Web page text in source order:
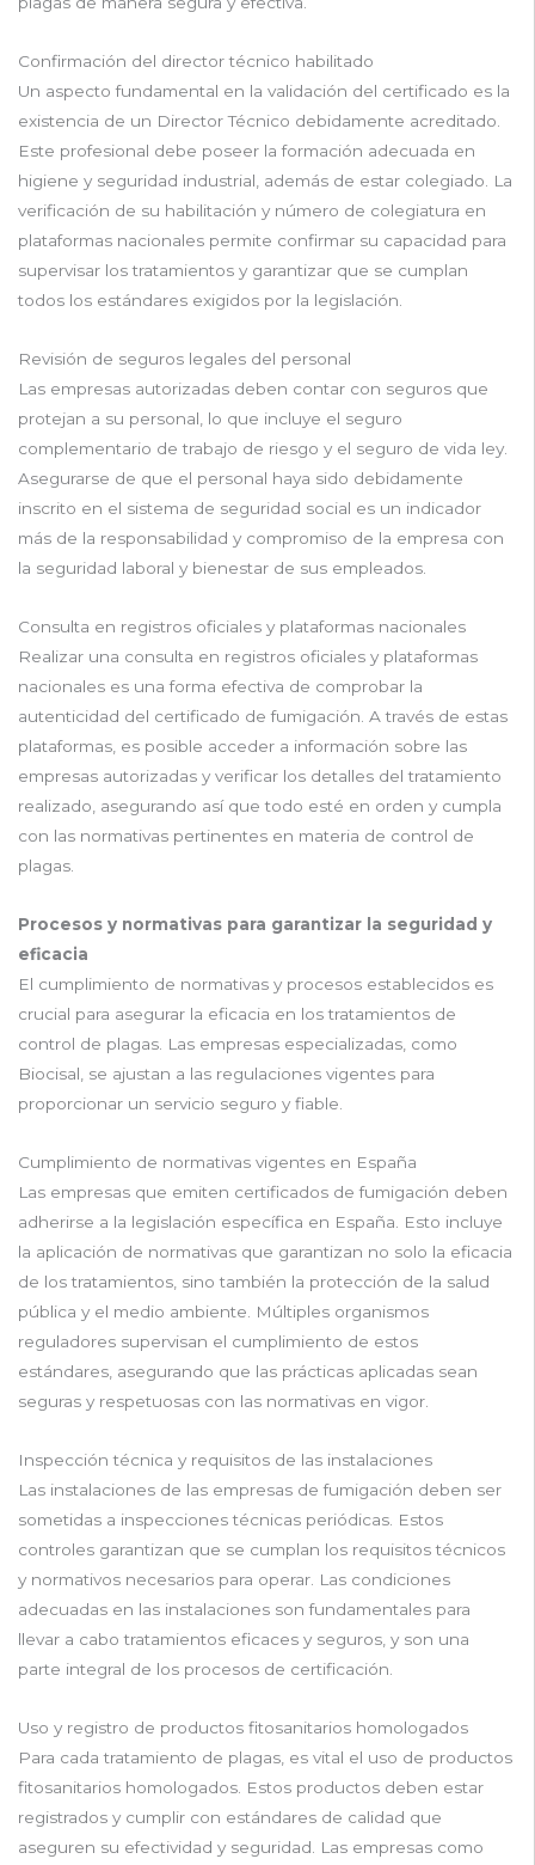
Confirmación del director técnico habilitado
Un aspecto fundamental en la validación del certificado es la
existencia de un Director Técnico debidamente acreditado.
Este profesional debe poseer la formación adecuada en
higiene y seguridad industrial, además de estar colegiado. La
verificación de su habilitación y número de colegiatura en
plataformas nacionales permite confirmar su capacidad para
supervisar los tratamientos y garantizar que se cumplan
todos los estándares exigidos por la legislación.
Revisión de seguros legales del personal
Las empresas autorizadas deben contar con seguros que
protejan a su personal, lo que incluye el seguro
complementario de trabajo de riesgo y el seguro de vida ley.
Asegurarse de que el personal haya sido debidamente
inscrito en el sistema de seguridad social es un indicador
más de la responsabilidad y compromiso de la empresa con
la seguridad laboral y bienestar de sus empleados.
Consulta en registros oficiales y plataformas nacionales
Realizar una consulta en registros oficiales y plataformas
nacionales es una forma efectiva de comprobar la
autenticidad del certificado de fumigación. A través de estas
plataformas, es posible acceder a información sobre las
empresas autorizadas y verificar los detalles del tratamiento
realizado, asegurando así que todo esté en orden y cumpla
con las normativas pertinentes en materia de control de
plagas.
Procesos y normativas para garantizar la seguridad y
eficacia
El cumplimiento de normativas y procesos establecidos es
crucial para asegurar la eficacia en los tratamientos de
control de plagas. Las empresas especializadas, como
Biocisal, se ajustan a las regulaciones vigentes para
proporcionar un servicio seguro y fiable.
Cumplimiento de normativas vigentes en España
Las empresas que emiten certificados de fumigación deben
adherirse a la legislación específica en España. Esto incluye
la aplicación de normativas que garantizan no solo la eficacia
de los tratamientos, sino también la protección de la salud
pública y el medio ambiente. Múltiples organismos
reguladores supervisan el cumplimiento de estos
estándares, asegurando que las prácticas aplicadas sean
seguras y respetuosas con las normativas en vigor.
Inspección técnica y requisitos de las instalaciones
Las instalaciones de las empresas de fumigación deben ser
sometidas a inspecciones técnicas periódicas. Estos
controles garantizan que se cumplan los requisitos técnicos
y normativos necesarios para operar. Las condiciones
adecuadas en las instalaciones son fundamentales para
llevar a cabo tratamientos eficaces y seguros, y son una
parte integral de los procesos de certificación.
Uso y registro de productos fitosanitarios homologados
Para cada tratamiento de plagas, es vital el uso de productos
fitosanitarios homologados. Estos productos deben estar
registrados y cumplir con estándares de calidad que
aseguren su efectividad y seguridad. Las empresas como